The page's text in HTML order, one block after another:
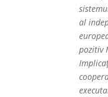
al
pozitiv